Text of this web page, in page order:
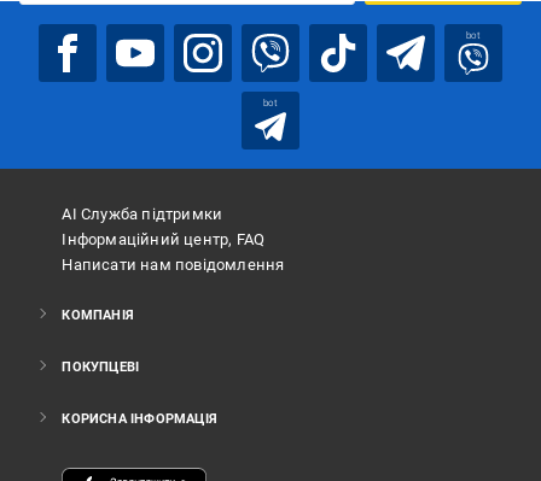
bot
bot
АІ Служба підтримки
Інформаційний центр, FAQ
Написати нам повідомлення
КОМПАНІЯ
ПОКУПЦЕВІ
КОРИСНА ІНФОРМАЦІЯ